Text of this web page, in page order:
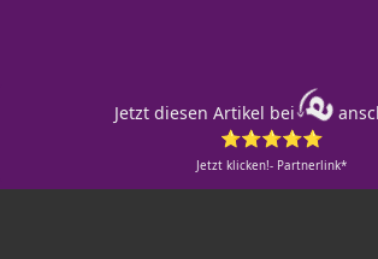
Jetzt diesen Artikel bei
⭐⭐⭐⭐⭐
Jetzt klicken!- Partnerlink*